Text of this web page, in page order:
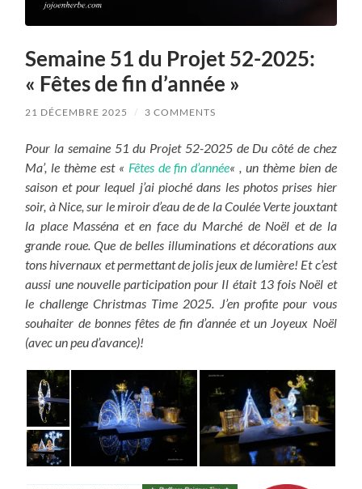
Semaine 51 du Projet 52-2025:
« Fêtes de fin d’année »
21 DÉCEMBRE 2025 / 3 COMMENTS
Pour la semaine 51 du Projet 52-2025 de Du côté de chez
Ma’, le thème est « Fêtes de fin d’année« , un thème bien de
saison et pour lequel j’ai pioché dans les photos prises hier
soir, à Nice, sur le miroir d’eau de de la Coulée Verte jouxtant
la place Masséna et en face du Marché de Noël et de la
grande roue. Que de belles illuminations et décorations aux
tons hivernaux et permettant de jolis jeux de lumière! Et c’est
aussi une nouvelle participation pour Il était 13 fois Noël et
le challenge Christmas Time 2025. J’en profite pour vous
souhaiter de bonnes fêtes de fin d’année et un Joyeux Noël
(avec un peu d’avance)!